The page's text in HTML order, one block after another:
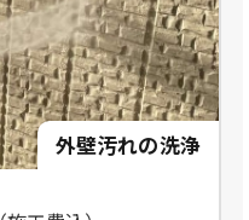
外壁汚れの洗浄